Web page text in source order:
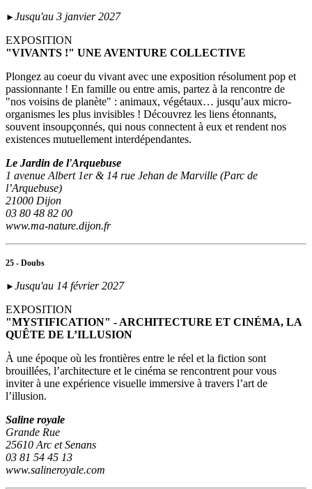
► Jusqu'au 3 janvier 2027
EXPOSITION
"VIVANTS !" UNE AVENTURE COLLECTIVE
Plongez au coeur du vivant avec une exposition résolument pop et
passionnante ! En famille ou entre amis, partez à la rencontre de
"nos voisins de planète" : animaux, végétaux… jusqu’aux micro-
organismes les plus invisibles ! Découvrez les liens étonnants,
souvent insoupçonnés, qui nous connectent à eux et rendent nos
existences mutuellement interdépendantes.
Le Jardin de l'Arquebuse
1 avenue Albert 1er & 14 rue Jehan de Marville (Parc de
l’Arquebuse)
21000 Dijon
03 80 48 82 00
www.ma-nature.dijon.fr
25 - Doubs
► Jusqu'au 14 février 2027
EXPOSITION
"MYSTIFICATION" - ARCHITECTURE ET CINÉMA, LA
QUÊTE DE L’ILLUSION
À une époque où les frontières entre le réel et la fiction sont
brouillées, l’architecture et le cinéma se rencontrent pour vous
inviter à une expérience visuelle immersive à travers l’art de
l’illusion.
Saline royale
Grande Rue
25610 Arc et Senans
03 81 54 45 13
www.salineroyale.com